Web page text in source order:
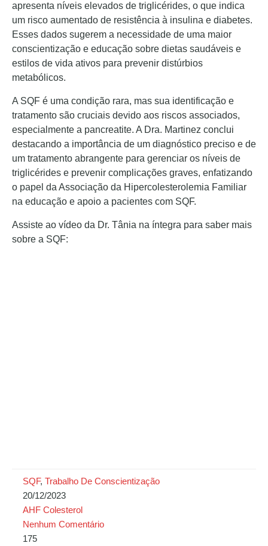
apresenta níveis elevados de triglicérides, o que indica
um risco aumentado de resistência à insulina e diabetes.
Esses dados sugerem a necessidade de uma maior
conscientização e educação sobre dietas saudáveis e
estilos de vida ativos para prevenir distúrbios
metabólicos.
A SQF é uma condição rara, mas sua identificação e
tratamento são cruciais devido aos riscos associados,
especialmente a pancreatite. A Dra. Martinez conclui
destacando a importância de um diagnóstico preciso e de
um tratamento abrangente para gerenciar os níveis de
triglicérides e prevenir complicações graves, enfatizando
o papel da Associação da Hipercolesterolemia Familiar
na educação e apoio a pacientes com SQF.
Assiste ao vídeo da Dr. Tânia na íntegra para saber mais
sobre a SQF:
SQF, Trabalho De Conscientização
20/12/2023
AHF Colesterol
Nenhum Comentário
175